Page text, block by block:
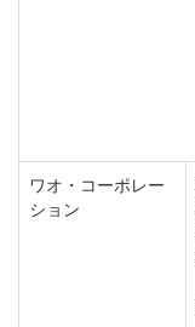
ワオ・コーポレー
ション